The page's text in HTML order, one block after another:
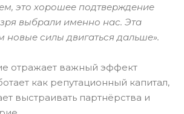
это хорошее подтверждение
зря выбрали именно нас. Эта
новые силы двигаться дальше».
отражает важный эффект
как репутационный капитал,
выстраивать партнёрства и